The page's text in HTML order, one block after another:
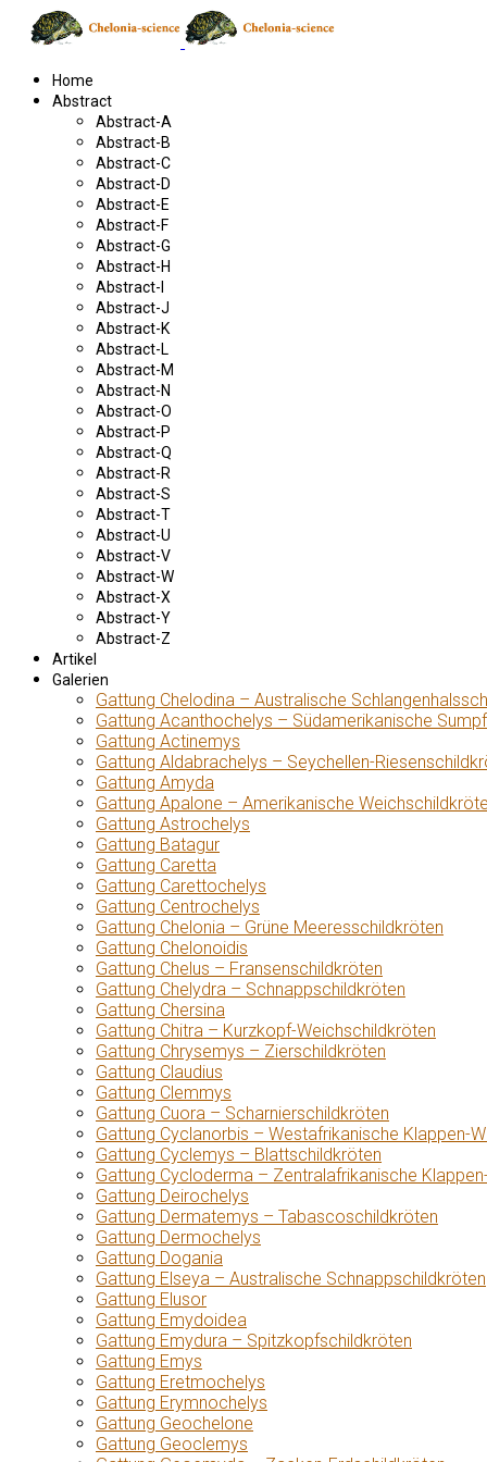
Home
Abstract
Abstract-A
Abstract-B
Abstract-C
Abstract-D
Abstract-E
Abstract-F
Abstract-G
Abstract-H
Abstract-I
Abstract-J
Abstract-K
Abstract-L
Abstract-M
Abstract-N
Abstract-O
Abstract-P
Abstract-Q
Abstract-R
Abstract-S
Abstract-T
Abstract-U
Abstract-V
Abstract-W
Abstract-X
Abstract-Y
Abstract-Z
Artikel
Galerien
Gattung Chelodina – Australische
Gattung Acanthochelys – Südamerikanische
Gattung Actinemys
Gattung Aldabrachelys – Seychellen-
Gattung Amyda
Gattung Apalone – Amerikanische
Gattung Astrochelys
Gattung Batagur
Gattung Caretta
Gattung Carettochelys
Gattung Centrochelys
Gattung Chelonia – Grüne Meeresschildkröten
Gattung Chelonoidis
Gattung Chelus – Fransenschildkröten
Gattung Chelydra – Schnappschildkröten
Gattung Chersina
Gattung Chitra – Kurzkopf-Weichschildkröten
Gattung Chrysemys – Zierschildkröten
Gattung Claudius
Gattung Clemmys
Gattung Cuora – Scharnierschildkröten
Gattung Cyclanorbis – Westafrikanische Klappen-
Gattung Cyclemys – Blattschildkröten
Gattung Cycloderma – Zentralafrikanische
Gattung Deirochelys
Gattung Dermatemys – Tabascoschildkröten
Gattung Dermochelys
Gattung Dogania
Gattung Elseya – Australische Schnappschildkröten
Gattung Elusor
Gattung Emydoidea
Gattung Emydura – Spitzkopfschildkröten
Gattung Emys
Gattung Eretmochelys
Gattung Erymnochelys
Gattung Geochelone
Gattung Geoclemys